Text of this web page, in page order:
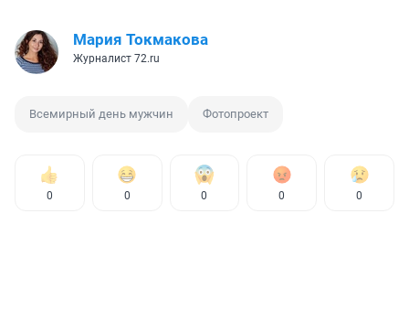
Мария Токмакова
Журналист 72.ru
Всемирный день мужчин Фотопроект
0 0 0 0 0